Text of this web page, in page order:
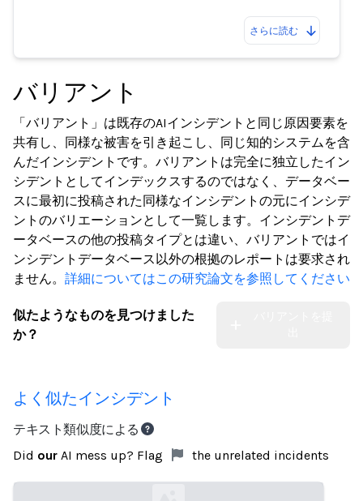
さらに読む
バリアント
「バリアント」は既存のAIインシデントと同じ原因要素を
共有し、同様な被害を引き起こし、同じ知的システムを含
んだインシデントです。バリアントは完全に独立したイン
シデントとしてインデックスするのではなく、データベー
スに最初に投稿された同様なインシデントの元にインシデ
ントのバリエーションとして一覧します。インシデントデ
ータベースの他の投稿タイプとは違い、バリアントではイ
ンシデントデータベース以外の根拠のレポートは要求され
ません。 詳細についてはこの研究論文を参照してください
似たようなものを見つけました
か？
よく似たインシデント
テキスト類似度による
Did our AI mess up? Flag the unrelated incidents